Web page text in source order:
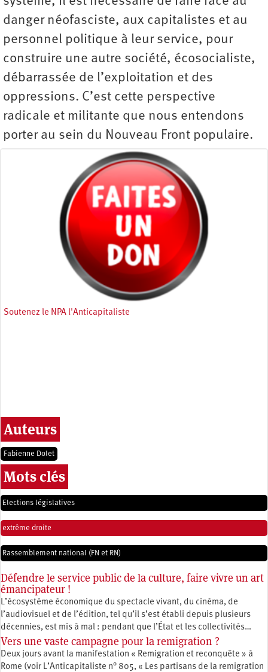
danger néofasciste, aux capitalistes et au
personnel politique à leur service, pour
construire une autre société, écosocialiste,
débarrassée de l’exploitation et des
oppressions. C’est cette perspective
radicale et militante que nous entendons
porter au sein du Nouveau Front populaire.
Soutenez le NPA l'Anticapitaliste
Auteurs
Fabienne Dolet
Mots clés
Elections législatives
extrême droite
Rassemblement national (FN et RN)
Défendre le service public de la culture, faire vivre un art
émancipateur !
L’écosystème économique du spectacle vivant, du cinéma, de
l’audiovisuel et de l’édition, tel qu’il s’est établi depuis plusieurs
décennies, est mis à mal : pendant que l’État et les collectivités…
Vers une vaste campagne pour la remigration ?
Deux jours avant la manifestation « Remigration et reconquête » à
Rome (voir L’Anticapitaliste n° 805, « Les partisans de la remigration